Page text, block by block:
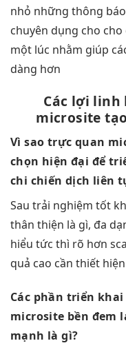
nhỏ những thông
chuyên dụng cho
một lúc nhằm giúp
dàng hơn
Các lợi linh
microsite tạo
Vì sao trực quan
chọn hiện đại để
chi chiến dịch liên
Sau trải nghiệm tốt
thân thiện là gì, đa
hiểu tức thì rõ hơn
quả cao cần thiết
Các phần triển khai
microsite bền đem
mạnh là gì?